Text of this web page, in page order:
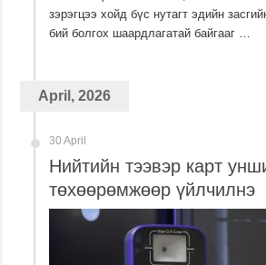
зэрэгцээ хойд бүс нутагт эдийн
бий болгох шаардлагатай байгааг …
April, 2026
30 April
Нийтийн тээвэр карт
төхөөрөмжөөр үйлчилнэ